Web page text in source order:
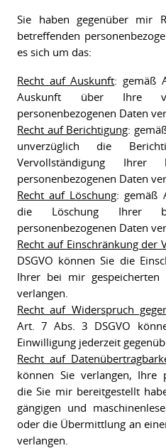
Sie haben gegenüber mir
betreffenden
es sich um das:
Recht auf Auskunft: gemäß
Auskunft über Ihre
personenbezogenen Daten
Recht auf Berichtigung:
unverzüglich die
Vervollständigung
personenbezogenen Daten
Recht auf Löschung: gemäß
die Löschung Ihrer
personenbezogenen Daten
Recht auf Einschränkung der
DSGVO können Sie die
Ihrer bei mir gespeicherten
verlangen.
Recht auf Widerspruch
Art. 7 Abs. 3 DSGVO
Einwilligung jederzeit
Recht auf
können Sie verlangen, Ihre
die Sie mir bereitgestellt
gängigen und
oder die Übermittlung an
verlangen.